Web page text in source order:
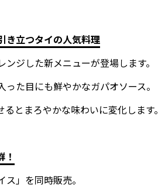
き立つタイの人気料理
ジした新メニューが登場します。
た目にも鮮やかなガパオソース。
とまろやかな味わいに変化します。
」を同時販売。